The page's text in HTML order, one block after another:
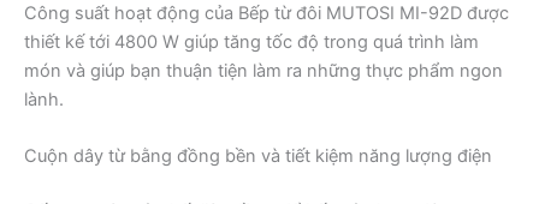
Công suất hoạt động của Bếp từ đôi MUTOSI MI-92D được
thiết kế tới 4800 W giúp tăng tốc độ trong quá trình làm
món và giúp bạn thuận tiện làm ra những thực phẩm ngon
lành.
Cuộn dây từ bằng đồng bền và tiết kiệm năng lượng điện